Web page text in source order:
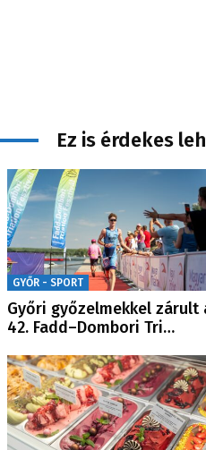
Ez is érdekes
GYŐR - SPORT
Győri győzelmekkel zárult
42. Fadd–Dombori Tri…